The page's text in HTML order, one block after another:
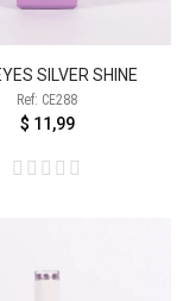
SILVER SHINE
Ref: CE288
$ 11,99